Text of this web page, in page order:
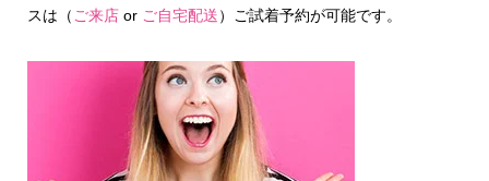
スは（ ご来店or ご自宅配送）ご試着予約が可能です。